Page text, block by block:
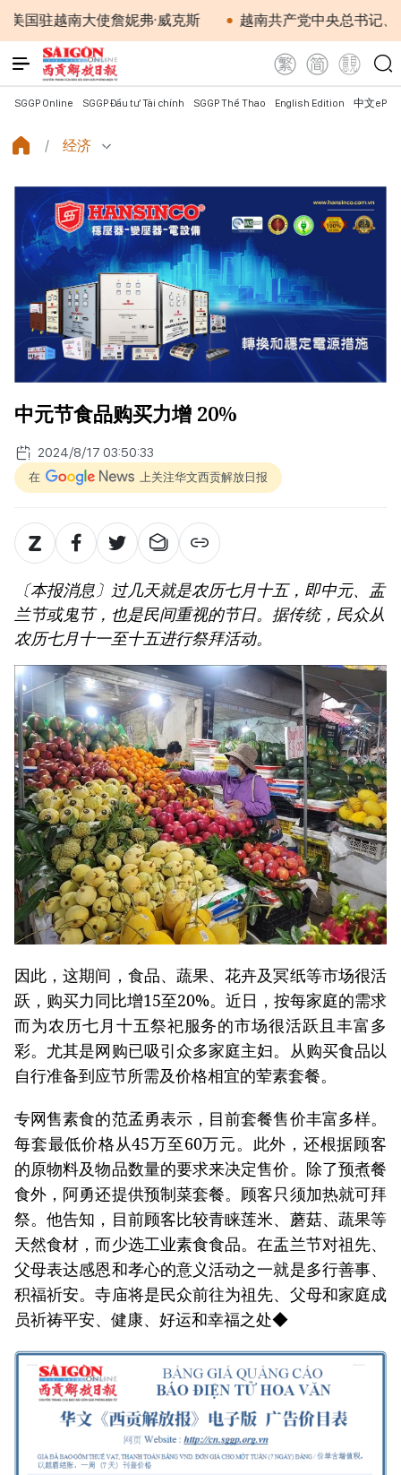
南大使詹妮弗·威克斯 越南共产党中央总书记、国家主
SGGP Online SGGP Đầu tư Tài chính SGGP Thể Thao English Edition 中文
经济
中元节食品购买力增 20%
2024/8/17 03:50:33
在 上关注华文西贡解放日报
〔本报消息〕过几天就是农历七月十五，即中元、盂
兰节或鬼节，也是民间重视的节日。据传统，民众从
农历七月十一至十五进行祭拜活动。
因此，这期间，食品、蔬果、花卉及冥纸等市场很活
跃，购买力同比增15至20%。近日，按每家庭的需求
而为农历七月十五祭祀服务的市场很活跃且丰富多
彩。尤其是网购已吸引众多家庭主妇。从购买食品以
自行准备到应节所需及价格相宜的荤素套餐。
专网售素食的范孟勇表示，目前套餐售价丰富多样。
每套最低价格从45万至60万元。此外，还根据顾客
的原物料及物品数量的要求来决定售价。除了预煮餐
食外，阿勇还提供预制菜套餐。顾客只须加热就可拜
祭。他告知，目前顾客比较青睐莲米、蘑菇、蔬果等
天然食材，而少选工业素食食品。在盂兰节对祖先、
父母表达感恩和孝心的意义活动之一就是多行善事、
积福祈安。寺庙将是民众前往为祖先、父母和家庭成
员祈祷平安、健康、好运和幸福之处◆